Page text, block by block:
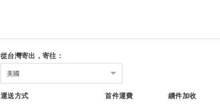
從台灣寄出，寄往：
美國
運送方式 首件運費
續件加收